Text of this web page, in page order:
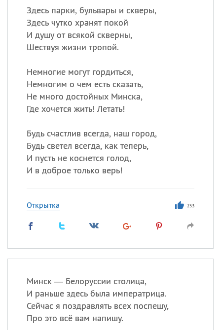
Здесь парки, бульвары и скверы,
Здесь чутко хранят покой
И душу от всякой скверны,
Шествуя жизни тропой.
Немногие могут гордиться,
Немногим о чем есть сказать,
Не много достойных Минска,
Где хочется жить! Летать!
Будь счастлив всегда, наш город,
Будь светел всегда, как теперь,
И пусть не коснется голод,
И в доброе только верь!
Открытка 253
Минск — Белоруссии столица,
И раньше здесь была императрица.
Сейчас я поздравлять всех поспешу,
Про это всё вам напишу.
Посмотреть значение
происхождение